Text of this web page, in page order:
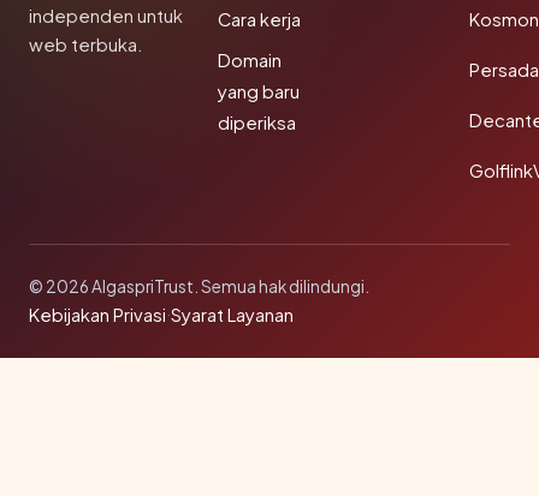
independen untuk
web terbuka.
Cara kerja
Domain
yang baru
diperiksa
© 2026 AlgaspriTrust. Semua hak dilindungi.
Kebijakan Privasi·Syarat Layanan